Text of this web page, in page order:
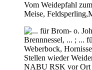
Vom Weidepfahl
Meise,